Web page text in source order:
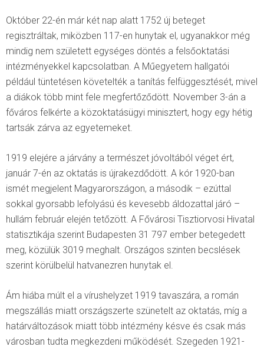
Október 22-én már két nap alatt 1752 új beteget
regisztráltak, miközben 117-en hunytak el, ugyanakkor még
mindig nem született egységes döntés a felsőoktatási
intézményekkel kapcsolatban. A Műegyetem hallgatói
például tüntetésen követelték a tanítás felfüggesztését, mivel
a diákok több mint fele megfertőződött. November 3-án a
főváros felkérte a közoktatásügyi minisztert, hogy egy hétig
tartsák zárva az egyetemeket.
1919 elejére a járvány a természet jóvoltából véget ért,
január 7-én az oktatás is újrakezdődött. A kór 1920-ban
ismét megjelent Magyarországon, a második – ezúttal
sokkal gyorsabb lefolyású és kevesebb áldozattal járó –
hullám február elején tetőzött. A Fővárosi Tisztiorvosi Hivatal
statisztikája szerint Budapesten 31 797 ember betegedett
meg, közülük 3019 meghalt. Országos szinten becslések
szerint körülbelül hatvanezren hunytak el.
Ám hiába múlt el a vírushelyzet 1919 tavaszára, a román
megszállás miatt országszerte szünetelt az oktatás, míg a
határváltozások miatt több intézmény késve és csak más
városban tudta megkezdeni működését. Szegeden 1921-